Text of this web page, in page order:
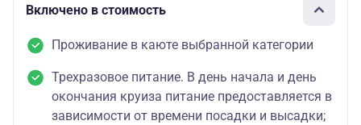
Включено в стоимость
Проживание в каюте выбранной категории
Трехразовое питание. В день начала и день
окончания круиза питание предоставляется в
зависимости от времени посадки и высадки;